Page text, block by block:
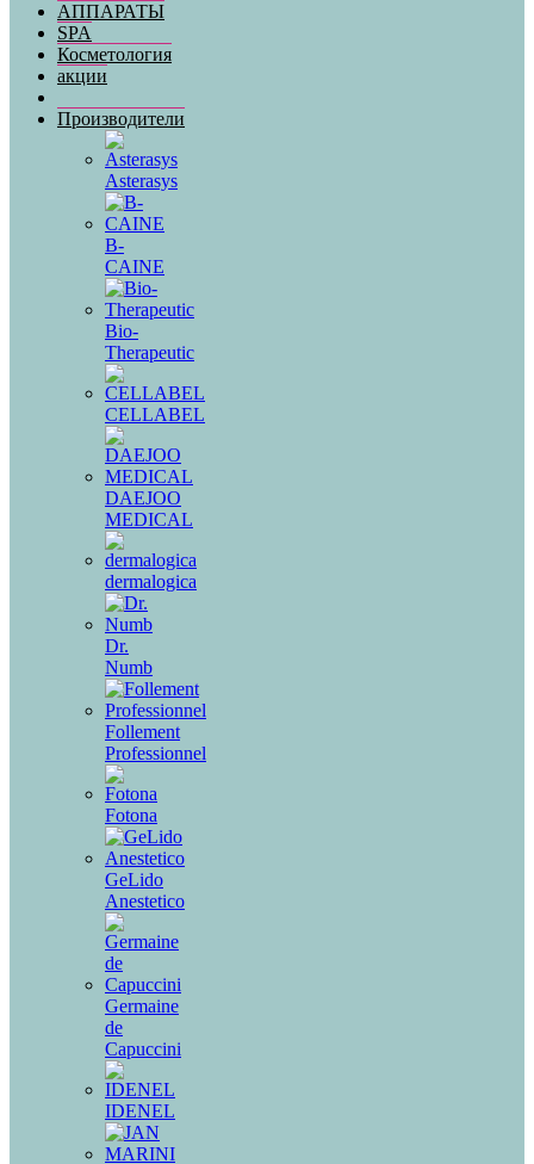
АППАРАТЫ
SPA
Косметология
акции
Производители
Asterasys
B-
CAINE
Bio-
Therapeutic
CELLABEL
DAEJOO
MEDICAL
dermalogica
Dr.
Numb
Follement
Professionnel
Fotona
GeLido
Anestetico
Germaine
de
Capuccini
IDENEL